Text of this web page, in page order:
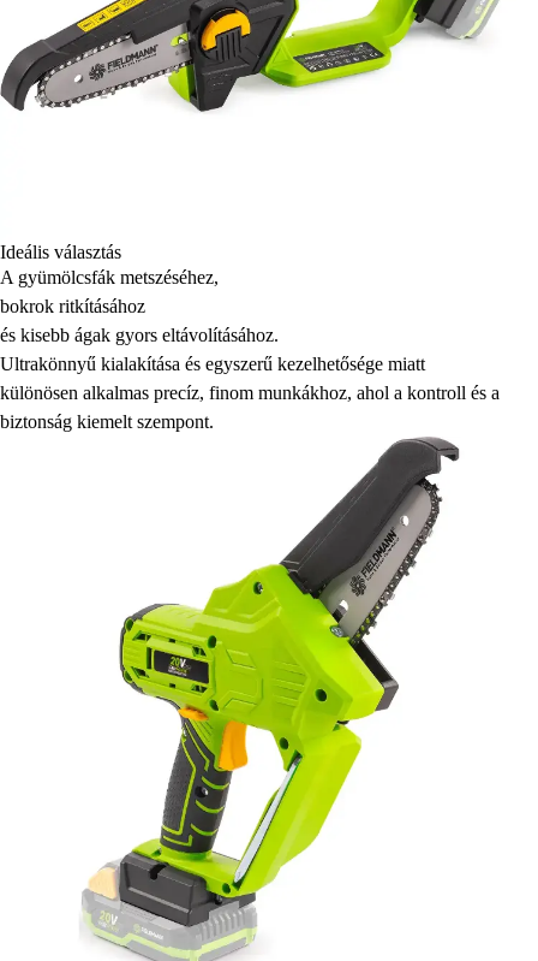
Ideális választás
A gyümölcsfák metszéséhez,
bokrok ritkításához
és kisebb ágak gyors eltávolításához.
Ultrakönnyű kialakítása és egyszerű kezelhetősége miatt
különösen alkalmas precíz, finom munkákhoz, ahol a kontroll és a
biztonság kiemelt szempont.